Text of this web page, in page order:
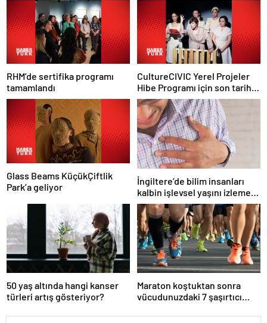
RHM’de sertifika programı
tamamlandı
CultureCIVIC Yerel Projeler
Hibe Programı için son tarih
20 Mayıs
Glass Beams KüçükÇiftlik
Park’a geliyor
İngiltere’de bilim insanları
kalbin işlevsel yaşını izlemek
için araç geliştirdi
50 yaş altında hangi kanser
türleri artış gösteriyor?
Maraton koştuktan sonra
vücudunuzdaki 7 şaşırtıcı